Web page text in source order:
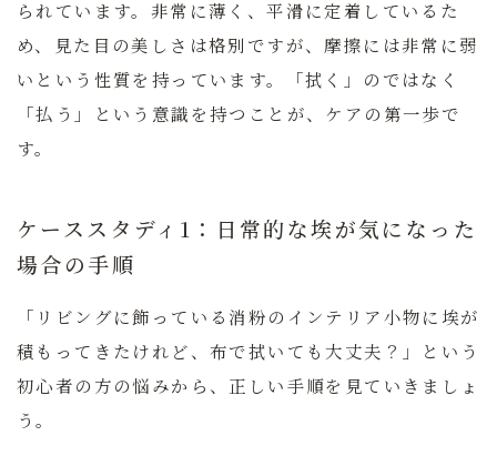
られています。非常に薄く、平滑に定着しているた
め、見た目の美しさは格別ですが、摩擦には非常に弱
いという性質を持っています。
「拭く」のではなく
「払う」という意識を持つことが、ケアの第一歩で
す。
ケーススタディ1：日常的な埃が気になった
場合の手順
「リビングに飾っている消粉のインテリア小物に埃が
積もってきたけれど、布で拭いても大丈夫？」という
初心者の方の悩みから、正しい手順を見ていきましょ
う。